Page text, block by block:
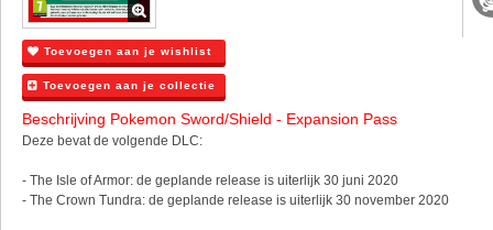
Toevoegen aan je wishlist
Toevoegen aan je collectie
Beschrijving Pokemon Sword/Shield - Expansion Pass
Deze bevat de volgende DLC:
- The Isle of Armor: de geplande release is uiterlijk 30 juni 2020
- The Crown Tundra: de geplande release is uiterlijk 30 november 2020